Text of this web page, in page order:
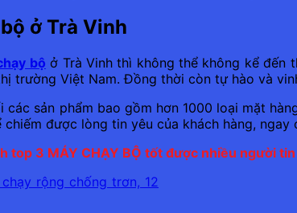
ở Trà Vinh
bộ ở Trà Vinh thì không thể không kể đến
trường Việt Nam. Đồng thời còn tự hào và
sản phẩm bao gồm hơn 1000 loại mặt
được lòng tin yêu của khách hàng, ngay
top 3 MÁY CHẠY BỘ tốt được nhiều người tin